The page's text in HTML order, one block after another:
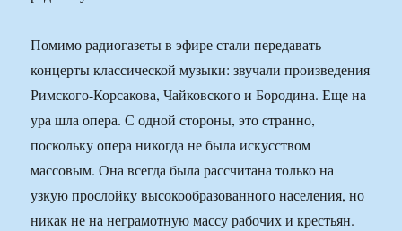
Помимо радиогазеты в эфире стали передавать
концерты классической музыки: звучали произведения
Римского-Корсакова, Чайковского и Бородина. Еще на
ура шла опера. С одной стороны, это странно,
поскольку опера никогда не была искусством
массовым. Она всегда была рассчитана только на
узкую прослойку высокообразованного населения, но
никак не на неграмотную массу рабочих и крестьян.